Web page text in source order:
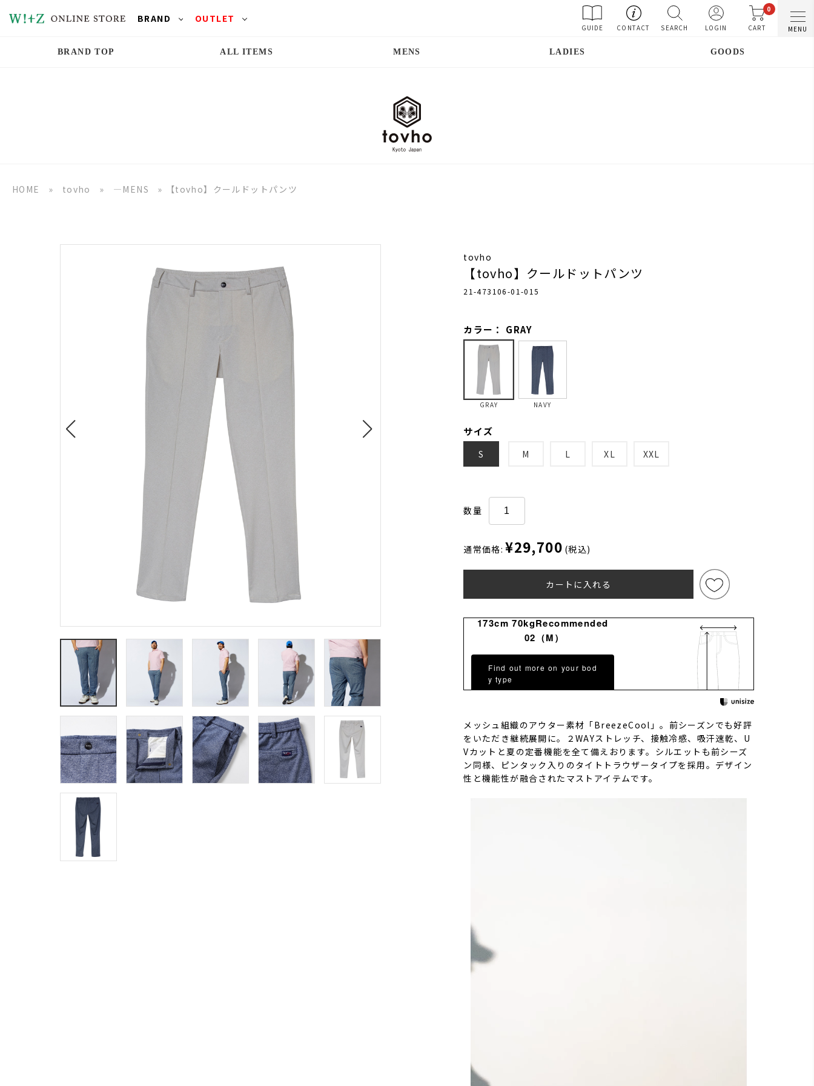
BRAND OUTLET
GUIDE CONTACT SEARCH LOGIN
0
CART MENU
BRAND TOP ALL ITEMS MENS LADIES GOODS
HOME » tovho » ―MENS » 【tovho】クールドットパンツ
tovho
【tovho】クールドットパンツ
21-473106-01-015
カラー： GRAY
GRAY NAVY
サイズ
S M L XL XXL
数量
通常価格: ¥29,700 (税込)
カートに入れる
173cm 70kgRecommended
02（M）
Find out more on your bod
y type
メッシュ組織のアウター素材「BreezeCool」。前シーズンでも好評
をいただき継続展開に。２WAYストレッチ、接触冷感、吸汗速乾、U
Vカットと夏の定番機能を全て備えおります。シルエットも前シーズ
ン同様、ピンタック入りのタイトトラウザータイプを採用。デザイン
性と機能性が融合されたマストアイテムです。